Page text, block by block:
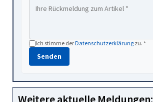
Ich stimme derDatenschutzerklärung zu. *
Senden
Weitere aktuelle Meldungen: